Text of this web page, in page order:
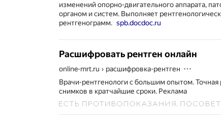
изменений опорно-двигательного аппарата,
органом и систем. Выполняет
рентгенограмм. spb.docdoc.ru
Расшифровать рентген онлайн
online-mrt.ru › расшифровка-рентген
Врачи-рентгенологи с большим опытом.
снимков в кратчайшие сроки. Реклама